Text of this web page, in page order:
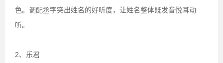
色。调配丞字突出姓名的好听度，让姓名整体既发音悦耳动
听。
2、乐君